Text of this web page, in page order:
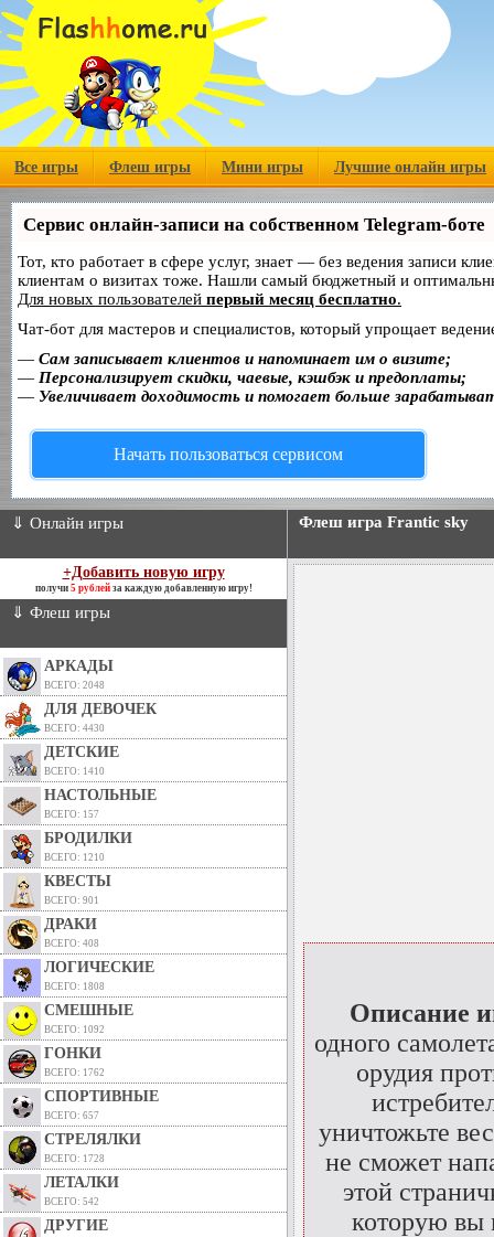
Все игры Флеш игры Мини игры Лучшие онлайн игры
Сервис онлайн-записи на собственном Telegram-боте
Тот, кто работает в сфере услуг, знает — без ведения записи
клиентам о визитах тоже. Нашли самый бюджетный и
Для новых пользователей первый месяц бесплатно.
Чат-бот для мастеров и специалистов, который упрощает
— Сам записывает клиентов и напоминает им о визите;
— Персонализирует скидки, чаевые, кэшбэк и предоплаты;
— Увеличивает доходимость и помогает больше
Начать пользоваться сервисом
⇓ Онлайн игры
+Добавить новую игру
получи 5 рублейза каждую добавленную игру!
⇓ Флеш игры
АРКАДЫ
ВСЕГО: 2048
ДЛЯ ДЕВОЧЕК
ВСЕГО: 4430
ДЕТСКИЕ
ВСЕГО: 1410
НАСТОЛЬНЫЕ
ВСЕГО: 157
БРОДИЛКИ
ВСЕГО: 1210
КВЕСТЫ
ВСЕГО: 901
ДРАКИ
ВСЕГО: 408
ЛОГИЧЕСКИЕ
ВСЕГО: 1808
СМЕШНЫЕ
ВСЕГО: 1092
ГОНКИ
ВСЕГО: 1762
СПОРТИВНЫЕ
ВСЕГО: 657
СТРЕЛЯЛКИ
ВСЕГО: 1728
ЛЕТАЛКИ
ВСЕГО: 542
ДРУГИЕ
Флеш игра Frantic sky
Описание
одного
орудия
уничтожьте
не сможет
этой
которую вы